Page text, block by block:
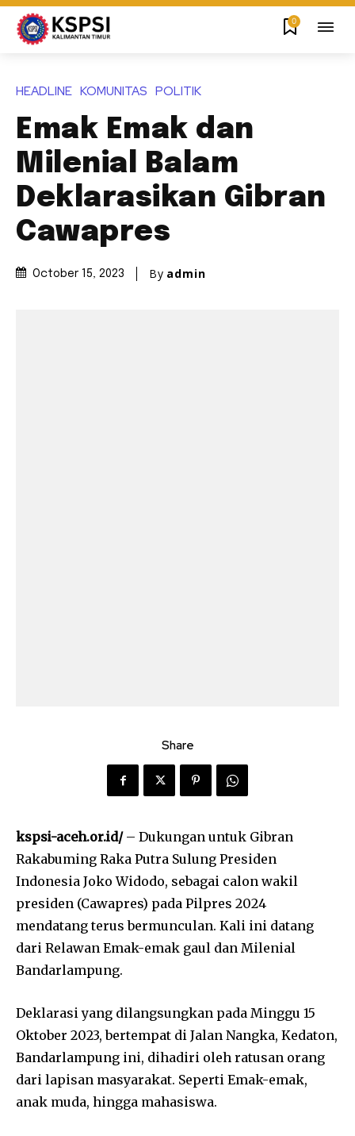
0
HEADLINE KOMUNITAS POLITIK
Emak Emak dan
Milenial Balam
Deklarasikan Gibran
Cawapres
October 15, 2023 By admin
Share
kspsi-aceh.or.id/– Dukungan untuk Gibran
Rakabuming Raka Putra Sulung Presiden
Indonesia Joko Widodo, sebagai calon wakil
presiden (Cawapres) pada Pilpres 2024
mendatang terus bermunculan. Kali ini datang
dari Relawan Emak-emak gaul dan Milenial
Bandarlampung.
Deklarasi yang dilangsungkan pada Minggu 15
Oktober 2023, bertempat di Jalan Nangka, Kedaton,
Bandarlampung ini, dihadiri oleh ratusan orang
dari lapisan masyarakat. Seperti Emak-emak,
anak muda, hingga mahasiswa.